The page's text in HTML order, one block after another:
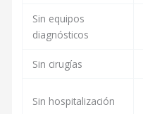
Sin equipos
diagnósticos
Sin cirugías
Sin hospitalización